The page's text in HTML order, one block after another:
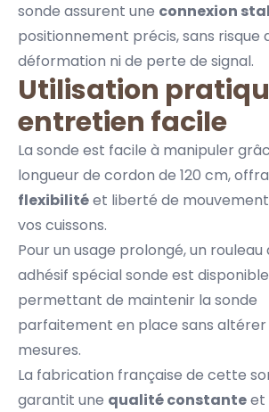
sonde assurent une connexion
positionnement précis, sans risque
déformation ni de perte de signal.
Utilisation
entretien facile
La sonde est facile à manipuler
longueur de cordon de 120 cm,
flexibilitéet liberté de
vos cuissons.
Pour un usage prolongé, un rouleau
adhésif spécial sonde est
permettant de maintenir la sonde
parfaitement en place sans altérer
mesures.
La fabrication française de cette
garantit une qualité constanteet